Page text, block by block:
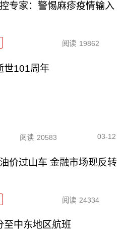
专家：警惕麻疹疫情输入
阅读 19862
世101周年
阅读 20583 03-12
价过山车 金融市场现反转
阅读 24334
至中东地区航班